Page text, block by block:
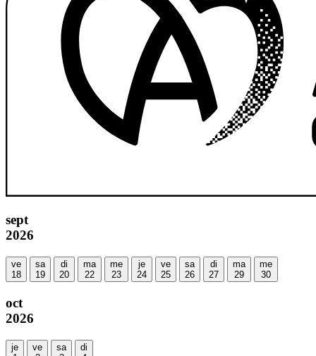
sept
2026
ve
18
sa
19
di
20
ma
22
me
23
je
24
ve
25
sa
26
di
27
ma
29
me
30
oct
2026
je
ve
sa
di